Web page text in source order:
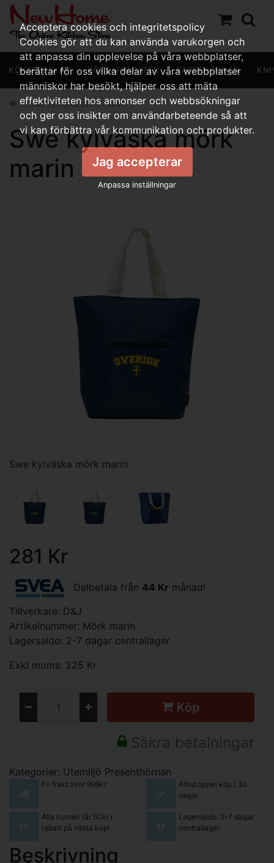
KÖKSREDSKAP KÖKSAPPARATER KAFFEHÖRNAN
Swe kylväska mörk marin
Swe kylväska mörk
marin
Swe kylväska mörk marin
281 Kr
Delbetala från 44 Kr månad!
Tillverkare: D&J
Artikelnummer: Mörk marin
Lagersaldo: 2-7 dagar centrallager
Exkl moms: 225 Kr
Köp
Säkra betalningar
Kategorier: Utemiljö Presenthörnan
Fri frakt över 999kr
Alltid öppet köp i 30
dagar
Alla kunder får 50kr i
rabatt på nästa köp!
Lagersaldo: 2-7 dagar
centrallager
Beskrivning
Acceptera cookies och integritetspolicy
Cookies gör att du kan använda varukorgen och
att anpassa din upplevelse på våra webbplatser,
berättar för oss vilka delar av våra webbplatser
människor har besökt, hjälper oss att mäta
effektiviteten hos annonser och webbsökningar
och ger oss insikter om användarbeteende så att
vi kan förbättra vår kommunikation och produkter.
Jag accepterar
Anpassa inställningar